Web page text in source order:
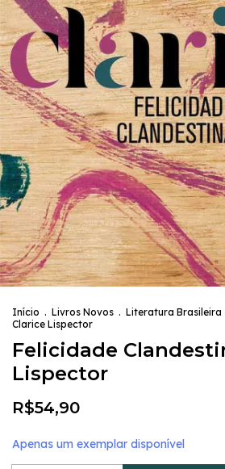
Início . Livros Novos . Literatura Brasileira
Clarice Lispector
Felicidade
Lispector
R$54,90
Apenas um exemplar disponível